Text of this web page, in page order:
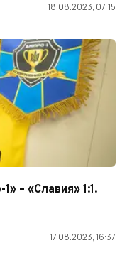
18.08.2023, 07:15
– «Славия» 1:1.
17.08.2023, 16:37